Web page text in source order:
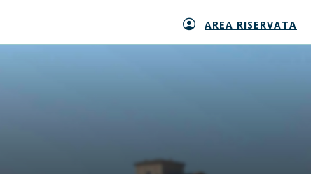
AREA RISERVATA